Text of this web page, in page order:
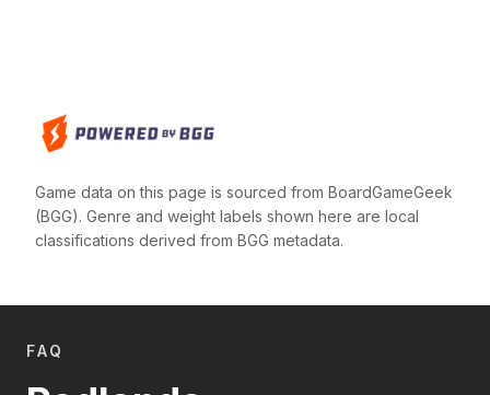
Game data on this page is sourced from BoardGameGeek
(BGG). Genre and weight labels shown here are local
classifications derived from BGG metadata.
FAQ